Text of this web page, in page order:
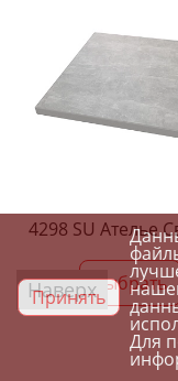
4298 SU Ателье
Выбрать
Наверх
Принять
Для